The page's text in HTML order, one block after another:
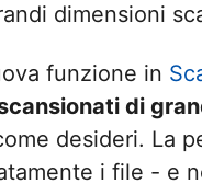
dimensioni
funzione in
di
desideri. La
i file - e